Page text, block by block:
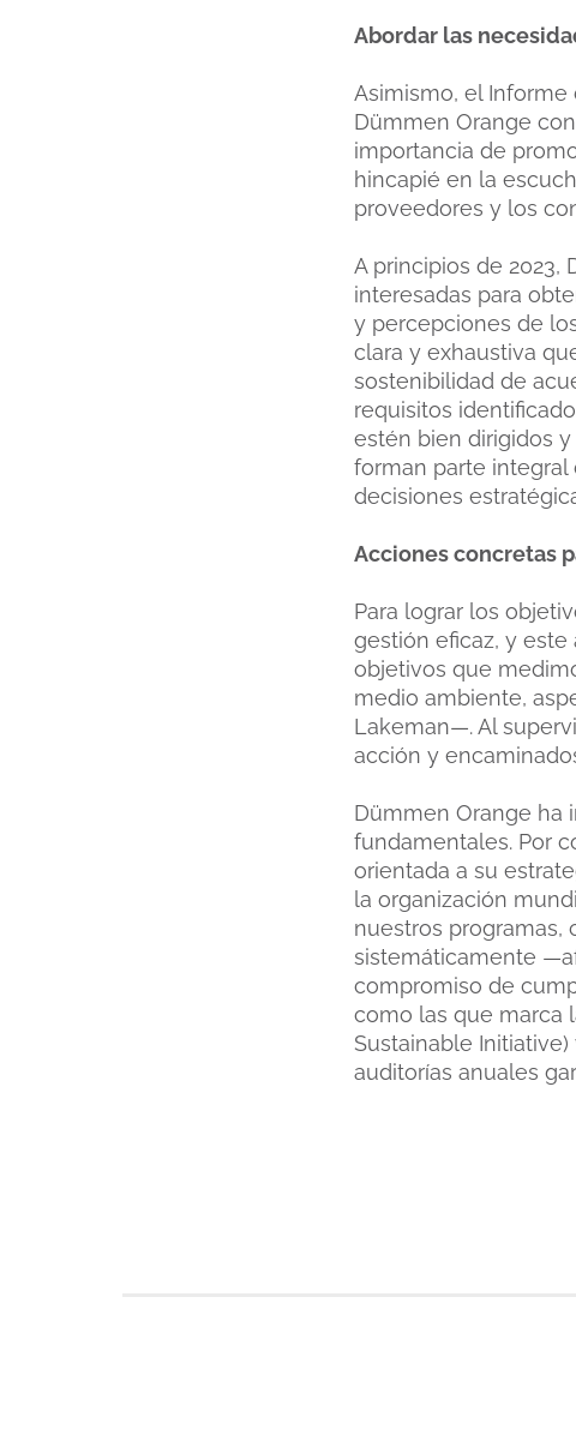
Abordar las
Asimismo, el
Dümmen Orange
importancia de
hincapié en la
proveedores y los
A principios de
interesadas para
y percepciones de
clara y exhaustiva
sostenibilidad de
requisitos
estén bien dirigidos
forman parte integral
decisiones
Acciones concretas
Para lograr los
gestión eficaz, y este
objetivos que
medio ambiente,
Lakeman—. Al
acción y
Dümmen Orange ha
fundamentales. Por
orientada a su
la organización
nuestros programas,
sistemáticamente
compromiso de
como las que marca
Sustainable Initiative)
auditorías anuales